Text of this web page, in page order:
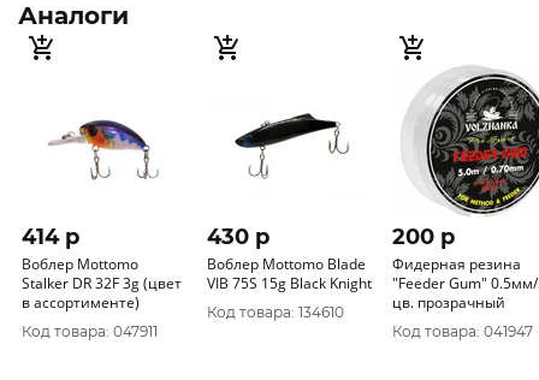
Аналоги
414 p
Воблер Mottomo
Stalker DR 32F 3g (цвет
в ассортименте)
Код товара: 047911
430 p
Воблер Mottomo Blade
VIB 75S 15g Black Knight
Код товара: 134610
200 p
Фидерная резина
"Feeder Gum"
цв. прозрачный
Код товара: 041947